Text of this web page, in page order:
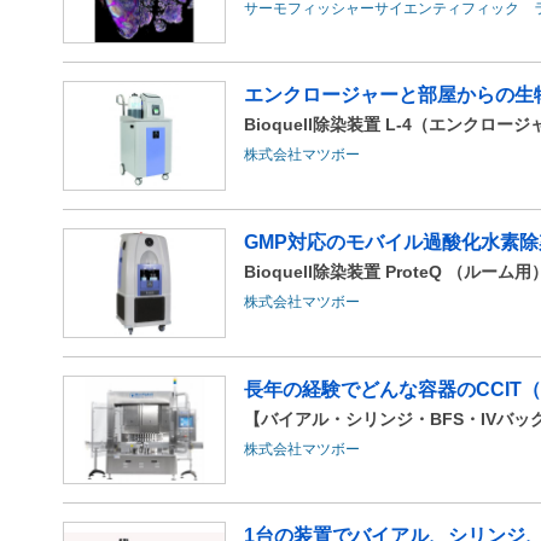
サーモフィッシャーサイエンティフィック
エンクロージャーと部屋からの
Bioquell除染装置 L-4（エンクロージ
株式会社マツボー
GMP対応のモバイル過酸化水素
Bioquell除染装置 ProteQ （ルーム用
株式会社マツボー
長年の経験でどんな容器のCCIT
【バイアル・シリンジ・BFS・IVバ
株式会社マツボー
1台の装置でバイアル、シリンジ